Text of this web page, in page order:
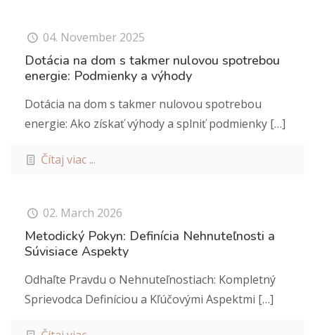
04. November 2025
Dotácia na dom s takmer nulovou spotrebou
energie: Podmienky a výhody
Dotácia na dom s takmer nulovou spotrebou
energie: Ako získať výhody a splniť podmienky […]
Čítaj viac ...
02. March 2026
Metodický Pokyn: Definícia Nehnuteľnosti a
Súvisiace Aspekty
Odhaľte Pravdu o Nehnuteľnostiach: Kompletný
Sprievodca Definíciou a Kľúčovými Aspektmi […]